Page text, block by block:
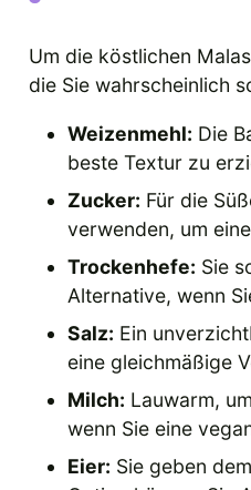
Um die köstlichen
die Sie wahrscheinlich
Weizenmehl: Die
beste Textur zu
Zucker: Für die
verwenden, um
Trockenhefe: Sie
Alternative, wenn
Salz: Ein
eine gleichmäßige
Milch: Lauwarm,
wenn Sie eine
Eier: Sie geben